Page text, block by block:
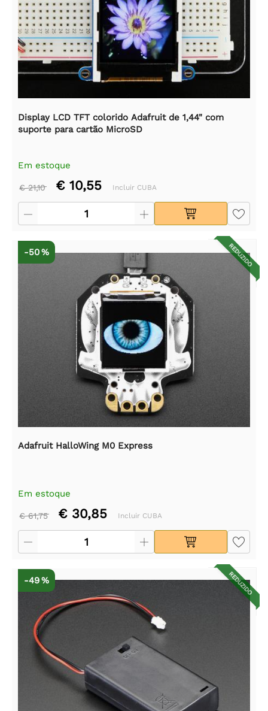
Display LCD TFT colorido Adafruit de 1,44" com
suporte para cartão MicroSD
Em estoque
€ 21,10 € 10,55 Incluir CUBA
REDUZIDO
-50 %
Adafruit HalloWing M0 Express
Em estoque
€ 61,75 € 30,85 Incluir CUBA
REDUZIDO
-49 %